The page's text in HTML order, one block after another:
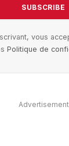
vous
Politique de
Advertisement